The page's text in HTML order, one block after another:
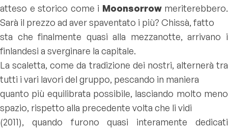
atteso e storico come i Moonsorrowmeriterebbero.
Sarà il prezzo ad aver spaventato i più? Chissà, fatto
sta che finalmente quasi alla mezzanotte, arrivano i
finlandesi a sverginare la capitale.
La scaletta, come da tradizione dei nostri, alternerà tra
tutti i vari lavori del gruppo, pescando in maniera
quanto più equilibrata possibile, lasciando molto meno
spazio, rispetto alla precedente volta che li vidi
(2011), quando furono quasi interamente dedicati